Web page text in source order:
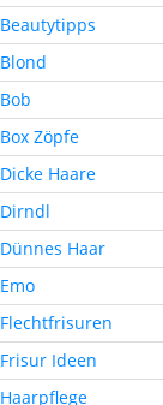
Beautytipps
Blond
Bob
Box Zöpfe
Dicke Haare
Dirndl
Dünnes Haar
Emo
Flechtfrisuren
Frisur Ideen
Haarpflege